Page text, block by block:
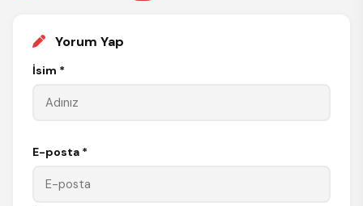
Yorum Yap
İsim *
E-posta *